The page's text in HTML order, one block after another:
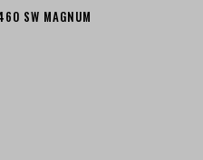
SW MAGNUM